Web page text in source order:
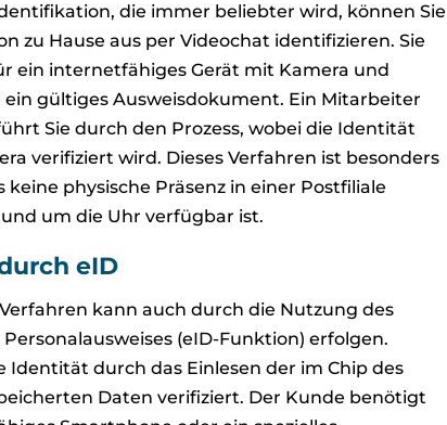
die immer beliebter wird, können Sie
zu Hause aus per Videochat identifizieren. Sie
ein internetfähiges Gerät mit Kamera und
ein gültiges Ausweisdokument. Ein Mitarbeiter
Sie durch den Prozess, wobei die Identität
verifiziert wird. Dieses Verfahren ist besonders
keine physische Präsenz in einer Postfiliale
um die Uhr verfügbar ist.
eID
kann auch durch die Nutzung des
(eID-Funktion) erfolgen.
Identität durch das Einlesen der im Chip des
Daten verifiziert. Der Kunde benötigt